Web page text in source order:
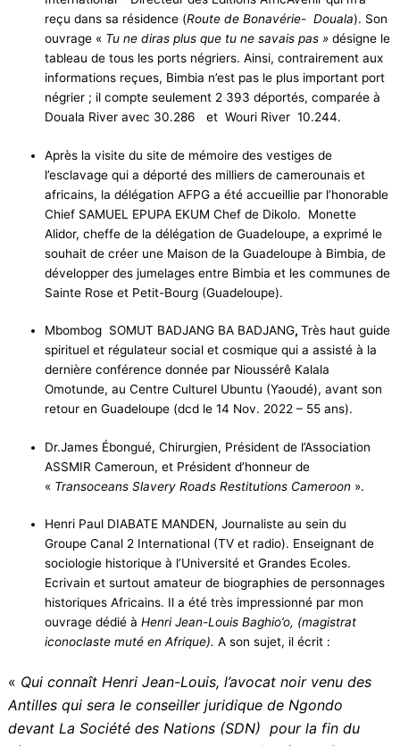
Gwadloup
Forte d’initiatives personnelles, ce voyage au
Cameroun, m’aura permis de rencontrer d’éminentes
personnalités :
Le Prince Bélé Bélé KUM’A NDUMBE III,Professeur
AfricAvenir International – Directeur des Éditions
AfricAvenir qui m’a reçu dans sa résidence (Route de
Bonavérie- Douala). Son ouvrage «Tu ne diras plus que
tu ne savais pas » désigne le tableau de tous les ports
négriers. Ainsi, contrairement aux informations reçues,
Bimbia n’est pas le plus important port négrier ; il compte
seulement 2 393 déportés, comparée à Douala River
avec 30.286 et Wouri River 10.244.
Après la visite du site de mémoire des vestiges de
l’esclavage qui a déporté des milliers de camerounais et
africains, la délégation AFPG a été accueillie par
l’honorable Chief SAMUEL EPUPA EKUM Chef de Dikolo.
Monette Alidor, cheffe de la délégation de Guadeloupe, a
à Bimbia, de développer des jumelages entre Bimbia et
les communes de Sainte Rose et Petit-Bourg
(Guadeloupe).
Mbombog SOMUT BADJANG BA BADJANG, Très haut
guide spirituel et régulateur social et cosmique qui a
assisté à la dernière conférence donnée par Nioussérê
Kalala Omotunde, au Centre Culturel Ubuntu (Yaoudé),
avant son retour en Guadeloupe (dcd le 14 Nov. 2022 –
55 ans).
ASSMIR Cameroun, et Président d’honneur de
Transoceans Slavery Roads Restitutions Cameroon
Henri Paul DIABATE MANDEN, Journaliste au sein du